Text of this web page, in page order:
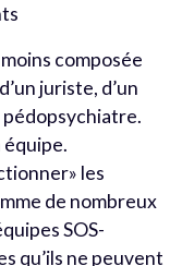
composée
juriste, d’un
pédopsychiatre.
équipe.
les
de nombreux
SOS-
qu’ils ne peuvent